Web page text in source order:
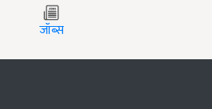
जॉब्स